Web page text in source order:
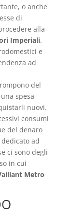
o anche
di
alla
Imperiali.
e
ad
del
spesa
nuovi.
consumi
del denaro
ad
ci sono degli
in cui
Metro